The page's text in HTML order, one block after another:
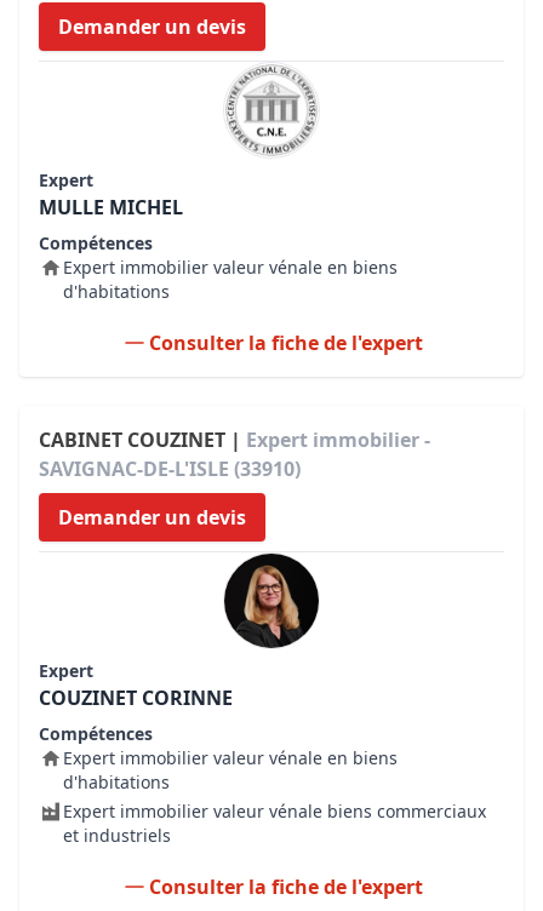
Demander un devis
Expert
MULLE MICHEL
Compétences
Expert immobilier valeur vénale en biens
d'habitations
Consulter la fiche de l'expert
CABINET COUZINET | Expert immobilier -
SAVIGNAC-DE-L'ISLE (33910)
Demander un devis
Expert
COUZINET CORINNE
Compétences
Expert immobilier valeur vénale en biens
d'habitations
Expert immobilier valeur vénale biens commerciaux
et industriels
Consulter la fiche de l'expert